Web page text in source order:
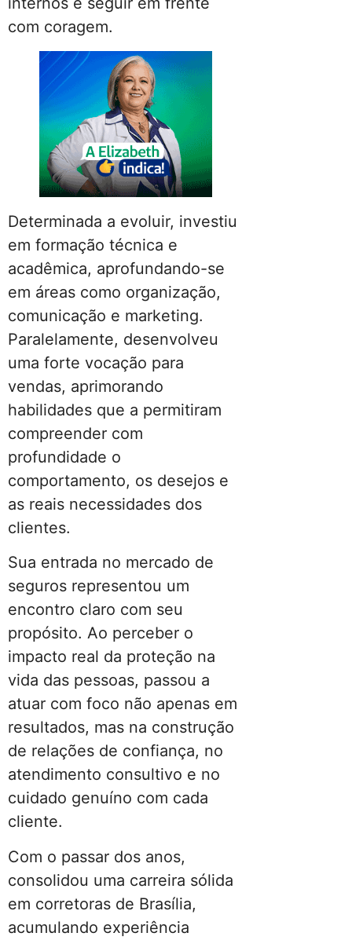
com coragem.
Determinada a evoluir, investiu
em formação técnica e
acadêmica, aprofundando-se
em áreas como organização,
comunicação e marketing.
Paralelamente, desenvolveu
uma forte vocação para
vendas, aprimorando
habilidades que a permitiram
compreender com
profundidade o
comportamento, os desejos e
as reais necessidades dos
clientes.
Sua entrada no mercado de
seguros representou um
encontro claro com seu
propósito. Ao perceber o
impacto real da proteção na
vida das pessoas, passou a
atuar com foco não apenas em
resultados, mas na construção
de relações de confiança, no
atendimento consultivo e no
cuidado genuíno com cada
cliente.
Com o passar dos anos,
consolidou uma carreira sólida
em corretoras de Brasília,
acumulando experiência